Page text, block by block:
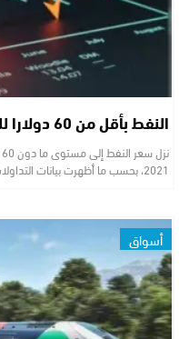
النفط بأقل من 60 دولارا للبرميل والذهب في أزهى أيامه
2021، بحسب ما أظهرت بيانات التداولات.…
أسواق